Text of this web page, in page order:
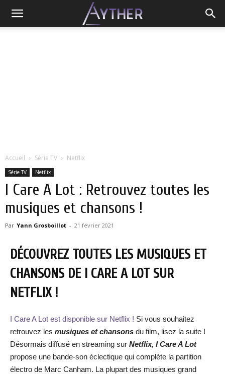
Accueil Série TV Netflix
Série TV Netflix
I Care A Lot : Retrouvez toutes les
musiques et chansons !
Par Yann Grosboillot - 21 février 2021
DÉCOUVREZ TOUTES LES MUSIQUES ET
CHANSONS DE I CARE A LOT SUR
NETFLIX !
I Care A Lot est disponible sur Netflix ! Si vous souhaitez
retrouvez les musiques et chansons du film, lisez la suite !
Désormais diffusé en streaming sur Netflix, I Care A Lot
propose une bande-son éclectique qui complète la partition
électro de Marc Canham. La plupart des musiques grand